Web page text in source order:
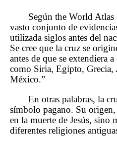
Según the World
vasto conjunto de
utilizada siglos antes del
Se cree que la cruz se
antes de que se extendiera
como Siria, Egipto,
México.”
En otras palabras, la
símbolo pagano. Su
en la muerte de Jesús, sino
diferentes religiones